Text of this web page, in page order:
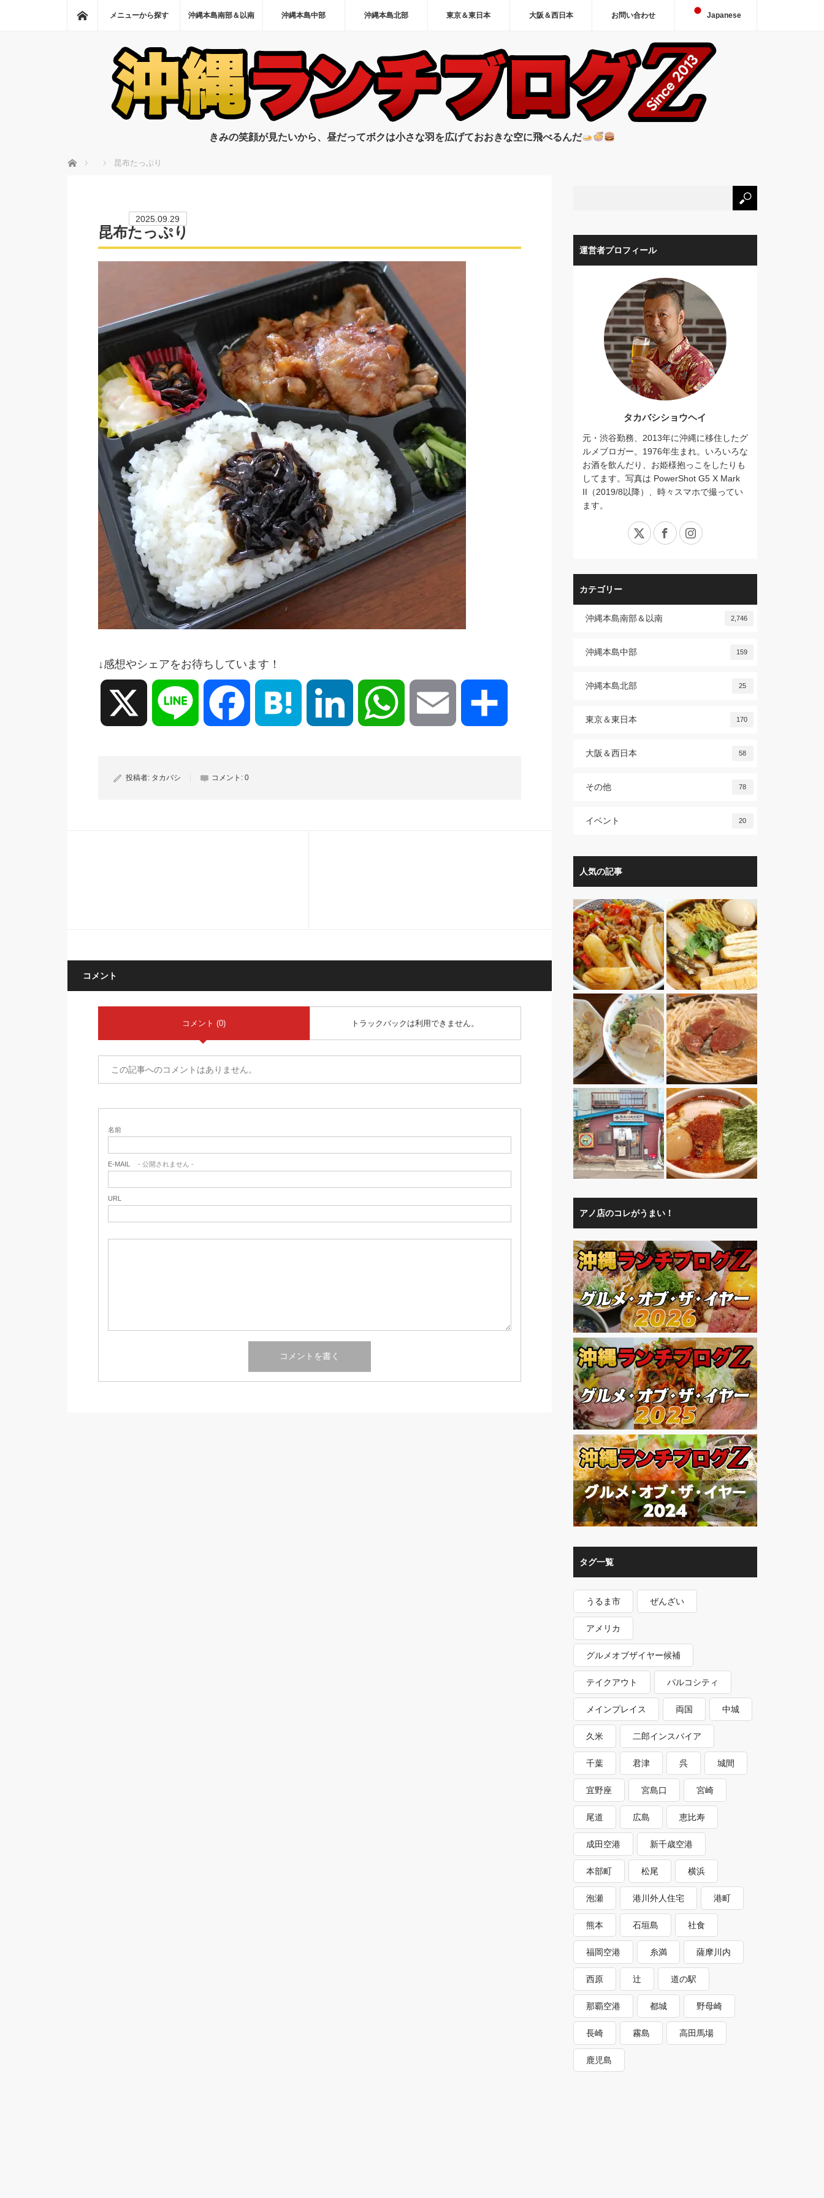
ホーム
メニューから探す 沖縄本島南部＆以南 沖縄本島中部 沖縄本島北部 東京＆東日本 大阪＆西日本 お問い合わせ Japanese
きみの笑顔が見たいから、昼だってボクは小さな羽を広げておおきな空に飛べるんだ
ホーム 昆布たっぷり
2025.09.29
昆布たっぷり
↓感想やシェアをお待ちしています！
Line Facebook Hatena LinkedIn WhatsApp Email
投稿者: タカバシ コメント: 0
コメント
コメント (0) トラックバックは利用できません。
この記事へのコメントはありません。
名前
E-MAIL - 公開されません -
URL
運営者プロフィール
タカバシショウヘイ
元・渋谷勤務、2013年に沖縄に移住したグ
ルメブロガー。1976年生まれ。いろいろな
お酒を飲んだり、お姫様抱っこをしたりも
してます。写真は PowerShot G5 X Mark
II（2019/8以降）、時々スマホで撮ってい
ます。
X FacebookInstagram
カテゴリー
沖縄本島南部＆以南 2,746
沖縄本島中部 159
沖縄本島北部 25
東京＆東日本 170
大阪＆西日本 58
その他 78
イベント 20
人気の記事
アノ店のコレがうまい！
タグ一覧
うるま市 ぜんざい
アメリカ
グルメオブザイヤー候補
テイクアウト パルコシティ
メインプレイス 両国 中城
久米 二郎インスパイア
千葉 君津 呉 城間
宜野座 宮島口 宮崎
尾道 広島 恵比寿
成田空港 新千歳空港
本部町 松尾 横浜
泡瀬 港川外人住宅 港町
熊本 石垣島 社食
福岡空港 糸満 薩摩川内
西原 辻 道の駅
那覇空港 都城 野母崎
長崎 霧島 高田馬場
鹿児島